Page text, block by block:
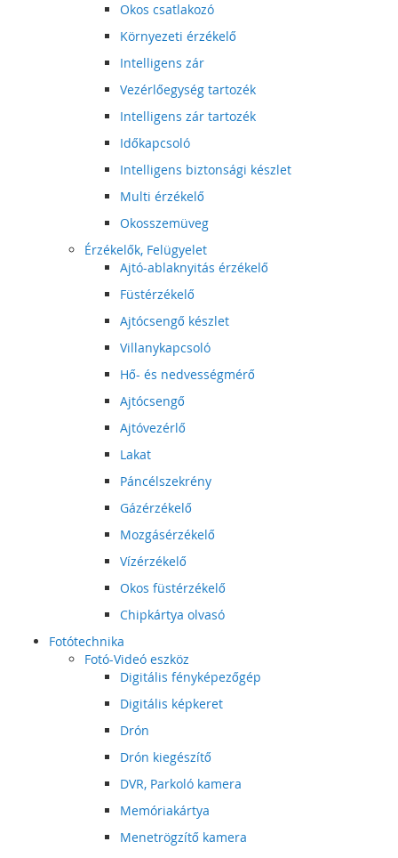
Okos csatlakozó
Környezeti érzékelő
Intelligens zár
Vezérlőegység tartozék
Intelligens zár tartozék
Időkapcsoló
Intelligens biztonsági készlet
Multi érzékelő
Okosszemüveg
Érzékelők, Felügyelet
Ajtó-ablaknyitás érzékelő
Füstérzékelő
Ajtócsengő készlet
Villanykapcsoló
Hő- és nedvességmérő
Ajtócsengő
Ajtóvezérlő
Lakat
Páncélszekrény
Gázérzékelő
Mozgásérzékelő
Vízérzékelő
Okos füstérzékelő
Chipkártya olvasó
Fotótechnika
Fotó-Videó eszköz
Digitális fényképezőgép
Digitális képkeret
Drón
Drón kiegészítő
DVR, Parkoló kamera
Memóriakártya
Menetrögzítő kamera